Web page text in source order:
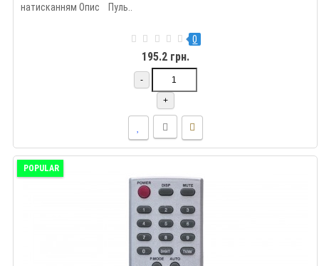
натисканням Опис Пуль..
0
195.2 грн.
-
+
POPULAR